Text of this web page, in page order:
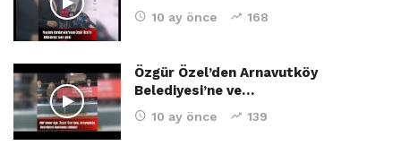
10 ay önce 168
Özgür Özel’den Arnavutköy
Belediyesi’ne ve…
10 ay önce 139